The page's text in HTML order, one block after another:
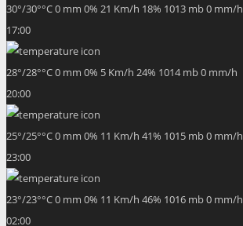
30°/30°°C0 mm 0% 21 Km/h 18% 1013 mb0 mm/h
17:00
28°/28°°C0 mm 0% 5 Km/h 24% 1014 mb0 mm/h
20:00
25°/25°°C0 mm 0% 11 Km/h 41% 1015 mb0 mm/h
23:00
23°/23°°C0 mm 0% 11 Km/h 46% 1016 mb0 mm/h
02:00